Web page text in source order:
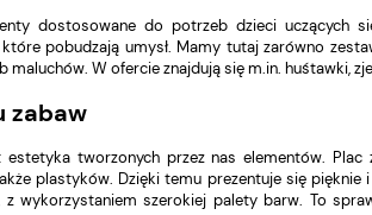
dostosowane do potrzeb dzieci uczących
pobudzają umysł. Mamy tutaj zarówno
W ofercie znajdują się m.in. huśtawki,
zabaw
tworzonych przez nas elementów.
plastyków. Dzięki temu prezentuje się
wykorzystaniem szerokiej palety barw. To